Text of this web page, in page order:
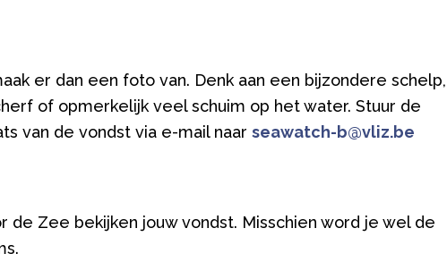
er dan een foto van. Denk aan een bijzondere schelp,
of opmerkelijk veel schuim op het water. Stuur de
van de vondst via e-mail naar seawatch-b@vliz.be
de Zee bekijken jouw vondst. Misschien word je wel de